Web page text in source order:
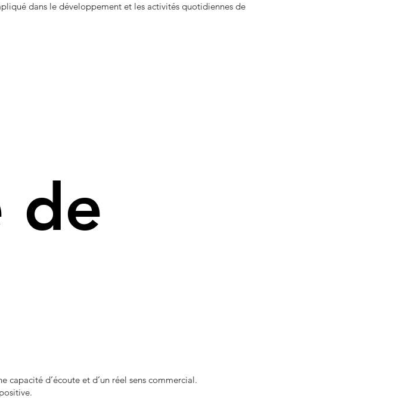
dans le développement et les activités quotidiennes de
de
capacité d’écoute et d’un réel sens commercial.